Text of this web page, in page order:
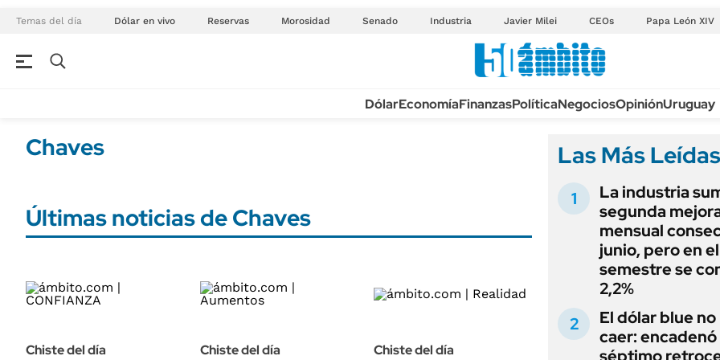
Temas del día Dólar en vivo Reservas Morosidad Senado Industria Javier Milei CEOs Papa León XIV
Banco de Datos
FINANZAS
Dólar
ÁMBITO DEBATE
ENERGY REPORT
Nacional
TECNOLOGÍA
LIFESTYLE
EDICTOS
LICITACIONES
CUADROS
RECALL
ANUARIO 2025
EDICIÓN IMPRESA
DólarEconomíaFinanzasPolíticaNegociosOpiniónUruguay
Chaves
Últimas noticias de Chaves
Chiste del día Chiste del día Chiste del día
Las Más Leídas
La industria
segunda
mensual
junio, pero en
semestre se
2,2%
El dólar blue
caer: encadenó